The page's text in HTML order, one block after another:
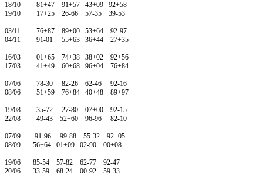
18/10 81+47 91+57 43+09 92+58
19/10 17+25 26-66 57-35 39-53
03/11 76+87 89+00 53+64 92-97
04/11 91-01 55+63 36+44 27+35
16/03 01+65 74+38 38+02 92+56
17/03 41+49 60+68 96+04 76+84
07/06 78-30 82-26 62-46 92-16
08/06 51+59 76+84 40+48 89+97
19/08 35-72 27-80 07+00 92-15
22/08 49-43 52+60 96-96 82-10
07/09 91-96 99-88 55-32 92+05
08/09 56+64 01+09 02-90 00+08
19/06 85-54 57-82 62-77 92-47
20/06 33-59 68-24 00-92 59-33